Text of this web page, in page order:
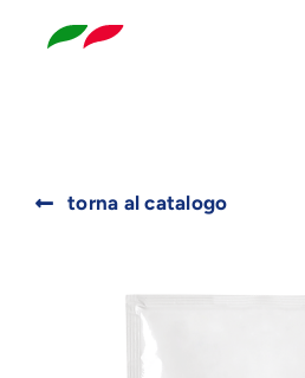
torna al catalogo
for: